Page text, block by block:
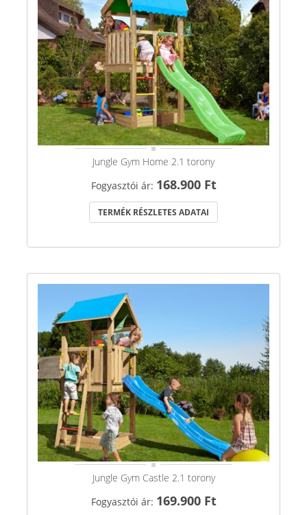
Jungle Gym Home 2.1 torony
Fogyasztói ár: 168.900 Ft
TERMÉK RÉSZLETES ADATAI
Jungle Gym Castle 2.1 torony
Fogyasztói ár: 169.900 Ft